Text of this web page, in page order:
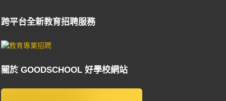
跨平台全新教育招聘服務
關於 GOODSCHOOL 好學校網站